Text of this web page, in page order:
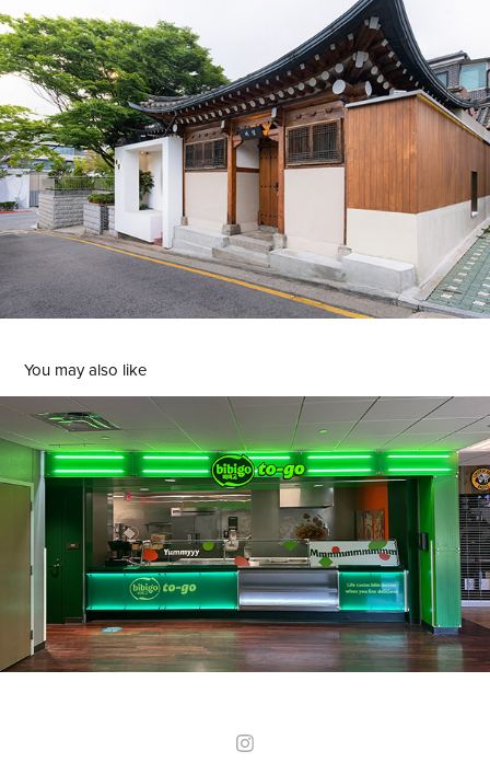
You may also like
CJ bibigo Retail
2025